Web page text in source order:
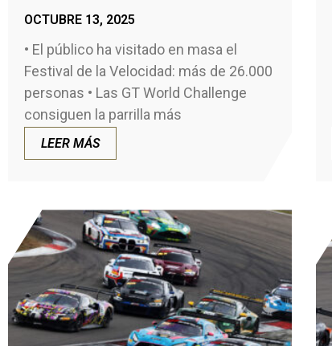
OCTUBRE 13, 2025
• El público ha visitado en masa el
Festival de la Velocidad: más de 26.000
personas • Las GT World Challenge
consiguen la parrilla más
LEER MÁS